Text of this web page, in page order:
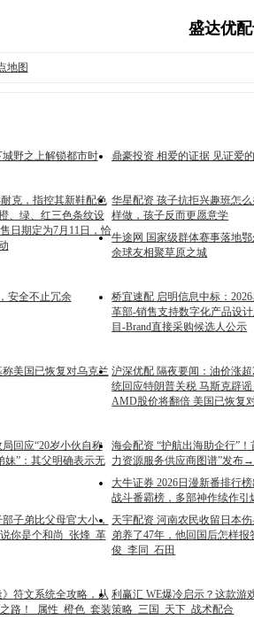
盛达优
地图
野之上解锁都市时
鼎豪投资 相爱的证据 见证爱
克，指控其新鞋配色
、绿、红三色条纹设
日期定为7月11日，恰
华星配资 孩子抗拒兴趣班怎
样做，孩子反而更愿意学
牛途网 国家级群体赛事落地鄂
余球友相聚草原之城
安全不止冗余
桥宜速配 启明信息中标：
革部-销售支持数字化产品设
目-Brand直接采购候选人公示
美国已恢复对乌克兰 沪深优配 隔夜要闻：油价涨
统回应特朗普关税 马斯克辟
AMD股价将翻倍 美国已恢复
回应“20岁小伙自称
妹”：其父明确表示无
海会配资 “护航出海助企行”！
力资源服务供应商图谱”发布→
大牛证券 2026日漫新番排行
战斗番霸榜，多部神作续作引
子弟比父母官大小，
你是个和尚_张烽_革
天宇配资 河南农民收留日本
弟养了47年，他回国后怎样报
俊_李同_石田
符文系统全攻略，从
路！_属性_橙色_套装
利赢汇 WE爆冷启示？这款游
策略_三国_天下_战术配合